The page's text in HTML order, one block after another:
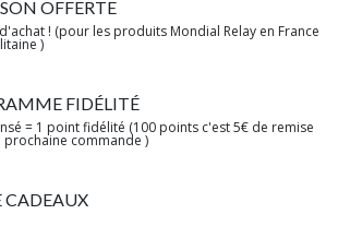
OFFERTE
! (pour les produits Mondial Relay en France
)
FIDÉLITÉ
= 1 point fidélité (100 points c'est 5€ de remise
prochaine commande )
CADEAUX